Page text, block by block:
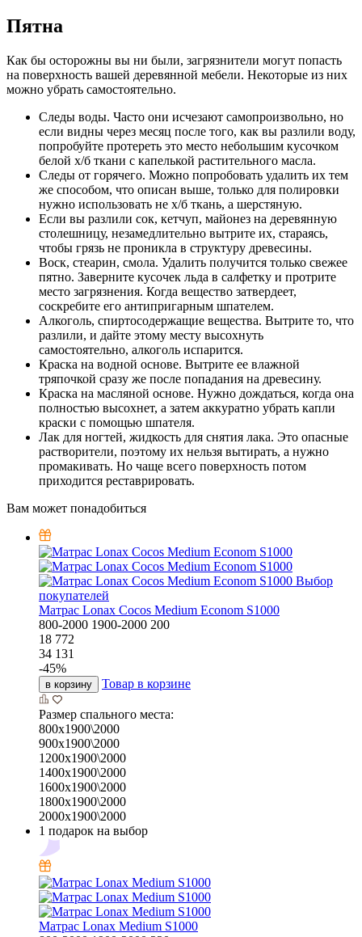
Пятна
Как бы осторожны вы ни были, загрязнители могут попасть
на поверхность вашей деревянной мебели. Некоторые из них
можно убрать самостоятельно.
Следы воды. Часто они исчезают самопроизвольно, но
если видны через месяц после того, как вы разлили воду,
попробуйте протереть это место небольшим кусочком
белой х/б ткани с капелькой растительного масла.
Следы от горячего. Можно попробовать удалить их тем
же способом, что описан выше, только для полировки
нужно использовать не х/б ткань, а шерстяную.
Если вы разлили сок, кетчуп, майонез на деревянную
столешницу, незамедлительно вытрите их, стараясь,
чтобы грязь не проникла в структуру древесины.
Воск, стеарин, смола. Удалить получится только свежее
пятно. Заверните кусочек льда в салфетку и протрите
место загрязнения. Когда вещество затвердеет,
соскребите его антипригарным шпателем.
Алкоголь, спиртосодержащие вещества. Вытрите то, что
разлили, и дайте этому месту высохнуть
самостоятельно, алкоголь испарится.
Краска на водной основе. Вытрите ее влажной
тряпочкой сразу же после попадания на древесину.
Краска на масляной основе. Нужно дождаться, когда она
полностью высохнет, а затем аккуратно убрать капли
краски с помощью шпателя.
Лак для ногтей, жидкость для снятия лака. Это опасные
растворители, поэтому их нельзя вытирать, а нужно
промакивать. Но чаще всего поверхность потом
приходится реставрировать.
Вам может понадобиться
Выбор
покупателей
Матрас Lonax Cocos Medium Econom S1000
800-2000 1900-2000 200
18 772
34 131
-45%
в корзину Товар в корзине
Размер спального места:
800х1900\2000
900х1900\2000
1200х1900\2000
1400х1900\2000
1600х1900\2000
1800х1900\2000
2000х1900\2000
1 подарок на выбор
Матрас Lonax Medium S1000